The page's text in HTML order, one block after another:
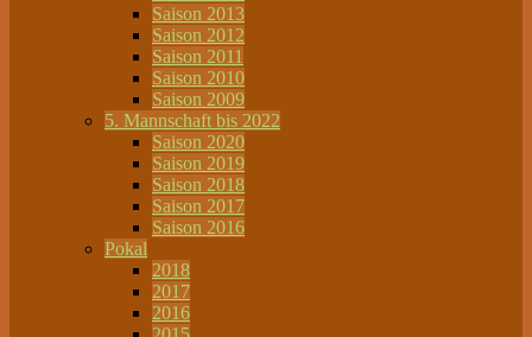
Saison 2013
Saison 2012
Saison 2011
Saison 2010
Saison 2009
5. Mannschaft bis 2022
Saison 2020
Saison 2019
Saison 2018
Saison 2017
Saison 2016
Pokal
2018
2017
2016